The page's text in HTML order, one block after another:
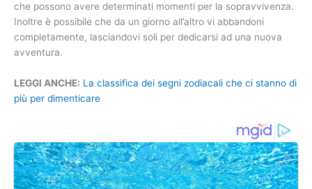
che possono avere determinati momenti per la sopravvivenza.
Inoltre è possibile che da un giorno all’altro vi abbandoni
completamente, lasciandovi soli per dedicarsi ad una nuova
avventura.
LEGGI ANCHE: La classifica dei segni zodiacali che ci stanno di
più per dimenticare